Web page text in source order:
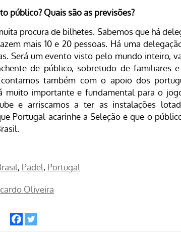
público? Quais são as previsões?
procura de bilhetes. Sabemos que há
mais 10 e 20 pessoas. Há uma
Será um evento visto pelo mundo inteiro,
de público, sobretudo de familiares
também com o apoio dos
muito importante e fundamental para o
e arriscamos a ter as instalações
Portugal acarinhe a Seleção e que o
Padel Portugal
Oliveira